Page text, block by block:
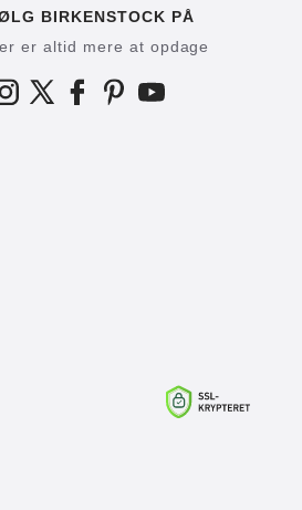
BIRKENSTOCK PÅ
er altid mere at opdage